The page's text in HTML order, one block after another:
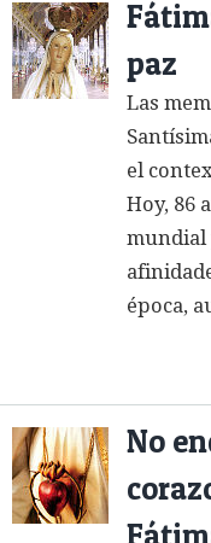
paz
Las
el
Hoy, 86
mundial
época,
No